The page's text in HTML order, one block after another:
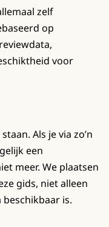
zelf
op
voor
Als je via zo’n
een
meer. We plaatsen
gids, niet alleen
is.